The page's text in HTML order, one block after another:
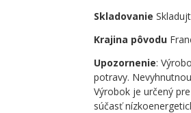
Skladovanie
Krajina pôvodu
Upozornenie:
potravy.
Výrobok je určený
súčasť